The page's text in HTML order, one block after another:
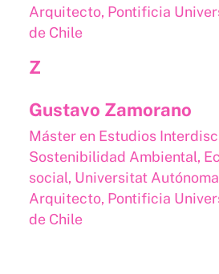
Arquitecto, Pontificia
de Chile
Z
Gustavo Zamorano
Máster en Estudios
Sostenibilidad Ambiental,
social, Universitat
Arquitecto, Pontificia
de Chile